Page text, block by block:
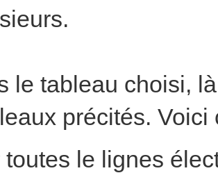
le tableau choisi,
précités.
toutes le lignes